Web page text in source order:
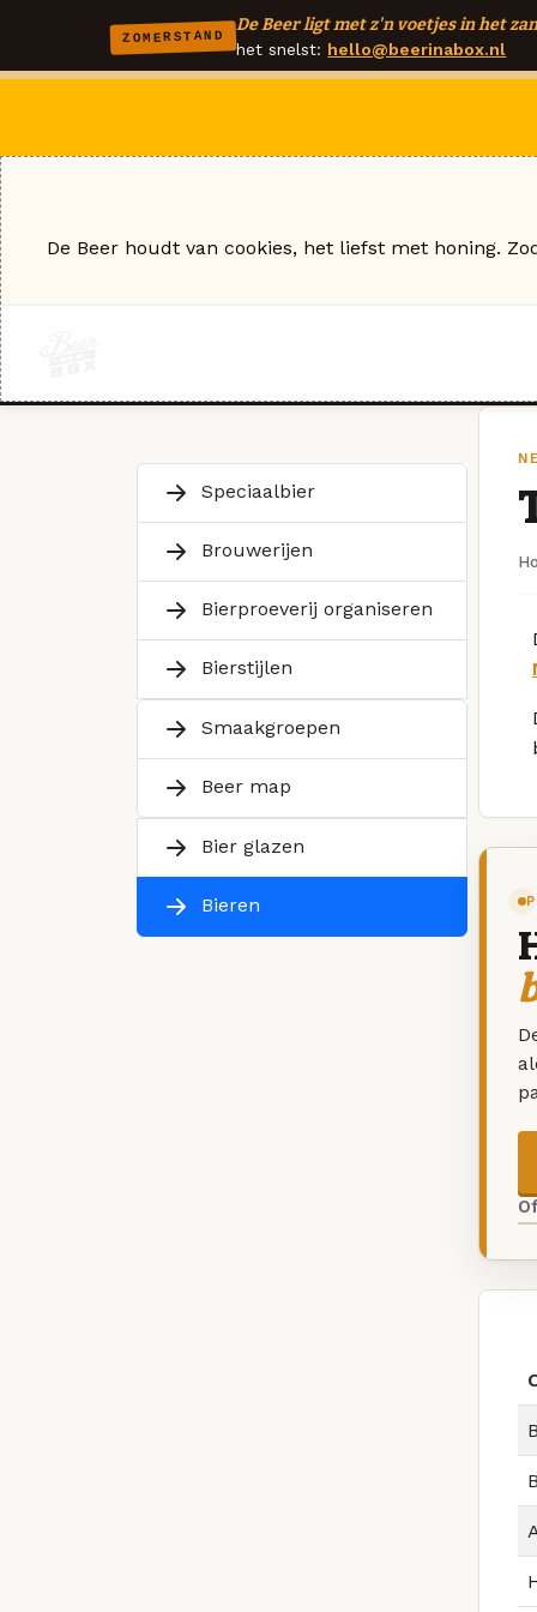
ZOMERSTAND
De Beer ligt met z'n voetjes in het
het snelst: hello@beerinabox.nl
Speciaalbier
Brouwerijen
Bierproeverij organiseren
Bierstijlen
Smaakgroepen
Beer map
Bier glazen
Bieren
De Beer houdt van cookies, het liefst met honing.